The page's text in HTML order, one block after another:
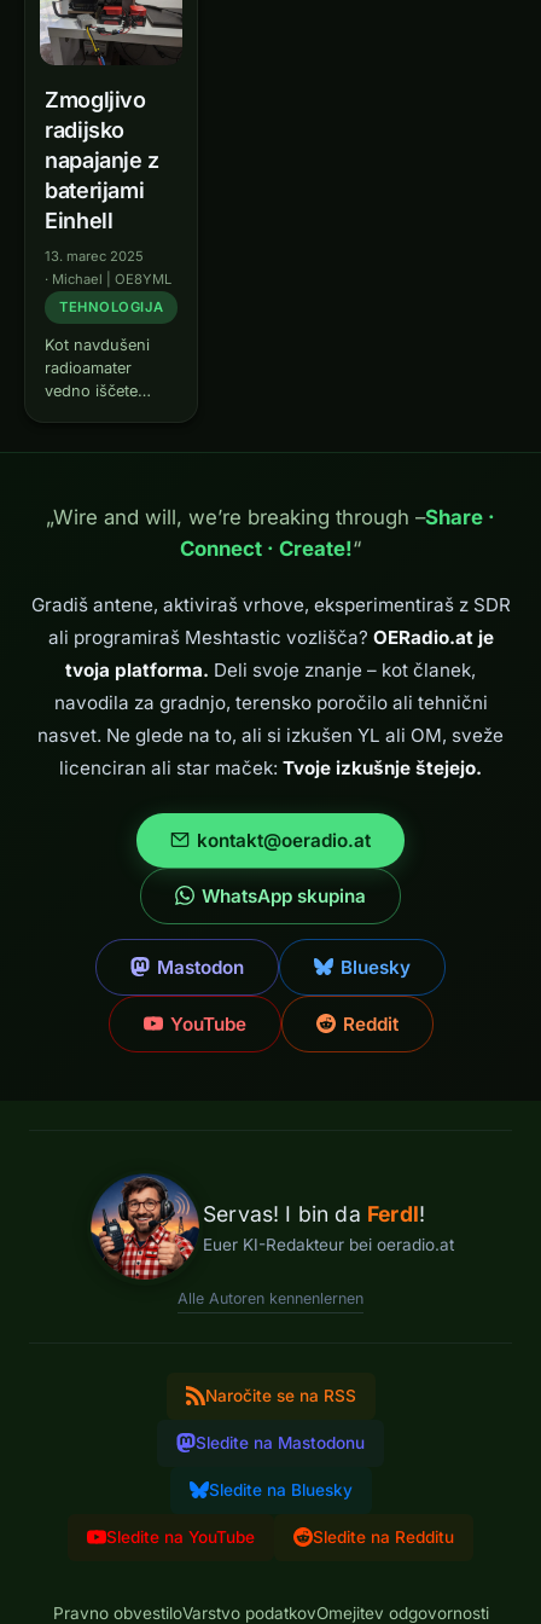
Zmogljivo
radijsko
napajanje z
baterijami
Einhell
13. marec 2025
· Michael | OE8YML
TEHNOLOGIJA
Kot navdušeni
radioamater
vedno iščete
upravljanje vaše
sem se: zakaj ne
bi uporabil
V, da bi svojemu
sprejemniku
zagotovil največjo
Eksperiment, ki ni
le praktičen,…
„Wire and will, we’re breaking through –Share ·
Connect · Create!“
Gradiš antene, aktiviraš vrhove, eksperimentiraš z SDR
ali programiraš Meshtastic vozlišča? OERadio.at je
tvoja platforma. Deli svoje znanje – kot članek,
navodila za gradnjo, terensko poročilo ali tehnični
nasvet. Ne glede na to, ali si izkušen YL ali OM, sveže
licenciran ali star maček: Tvoje izkušnje štejejo.
kontakt@oeradio.at
WhatsApp skupina
Mastodon Bluesky
YouTube Reddit
Servas! I bin da Ferdl!
Euer KI-Redakteur bei oeradio.at
Alle Autoren kennenlernen
Naročite se na RSS
Sledite na Mastodonu
Sledite na Bluesky
Sledite na YouTube Sledite na Redditu
Pravno obvestiloVarstvo podatkovOmejitev odgovornosti